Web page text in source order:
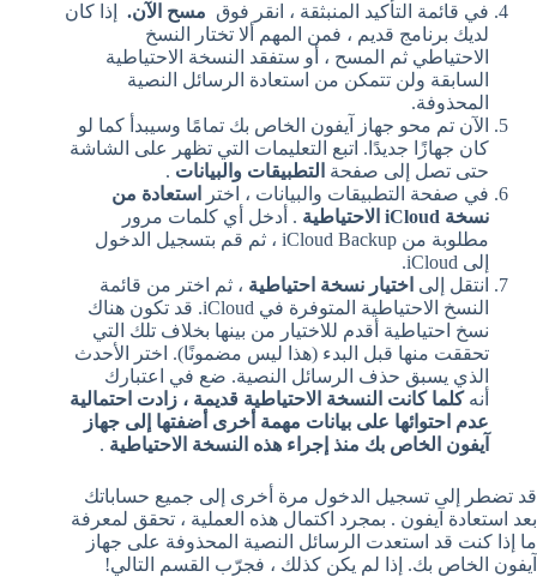
في قائمة التأكيد المنبثقة ، انقر فوق مسح الآن.
إذا كان
لديك برنامج قديم ، فمن المهم ألا تختار النسخ
الاحتياطي ثم المسح ، أو ستفقد النسخة الاحتياطية
السابقة ولن تتمكن من استعادة الرسائل النصية
المحذوفة.
الآن تم محو جهاز آيفون الخاص بك تمامًا وسيبدأ كما لو
كان جهازًا جديدًا. اتبع التعليمات التي تظهر على الشاشة
حتى تصل إلى صفحة التطبيقات والبيانات .
في صفحة التطبيقات والبيانات ، اختر
استعادة من
نسخة iCloud الاحتياطية
. أدخل أي كلمات مرور
مطلوبة من iCloud Backup ، ثم قم بتسجيل الدخول
إلى iCloud.
انتقل إلى اختيار نسخة احتياطية ، ثم اختر من قائمة
النسخ الاحتياطية المتوفرة في iCloud. قد تكون هناك
نسخ احتياطية أقدم للاختيار من بينها بخلاف تلك التي
تحققت منها قبل البدء (هذا ليس مضمونًا). اختر الأحدث
الذي يسبق حذف الرسائل النصية. ضع في اعتبارك
أنهكلما كانت النسخة الاحتياطية قديمة ، زادت احتمالية
عدم احتوائها على بيانات مهمة أخرى أضفتها إلى جهاز
آيفون الخاص بك منذ إجراء هذه النسخة الاحتياطية .
قد تضطر إلى تسجيل الدخول مرة أخرى إلى جميع حساباتك
بعد استعادة آيفون . بمجرد اكتمال هذه العملية ، تحقق لمعرفة
ما إذا كنت قد استعدت الرسائل النصية المحذوفة على جهاز
آيفون الخاص بك. إذا لم يكن كذلك ، فجرّب القسم التالي!